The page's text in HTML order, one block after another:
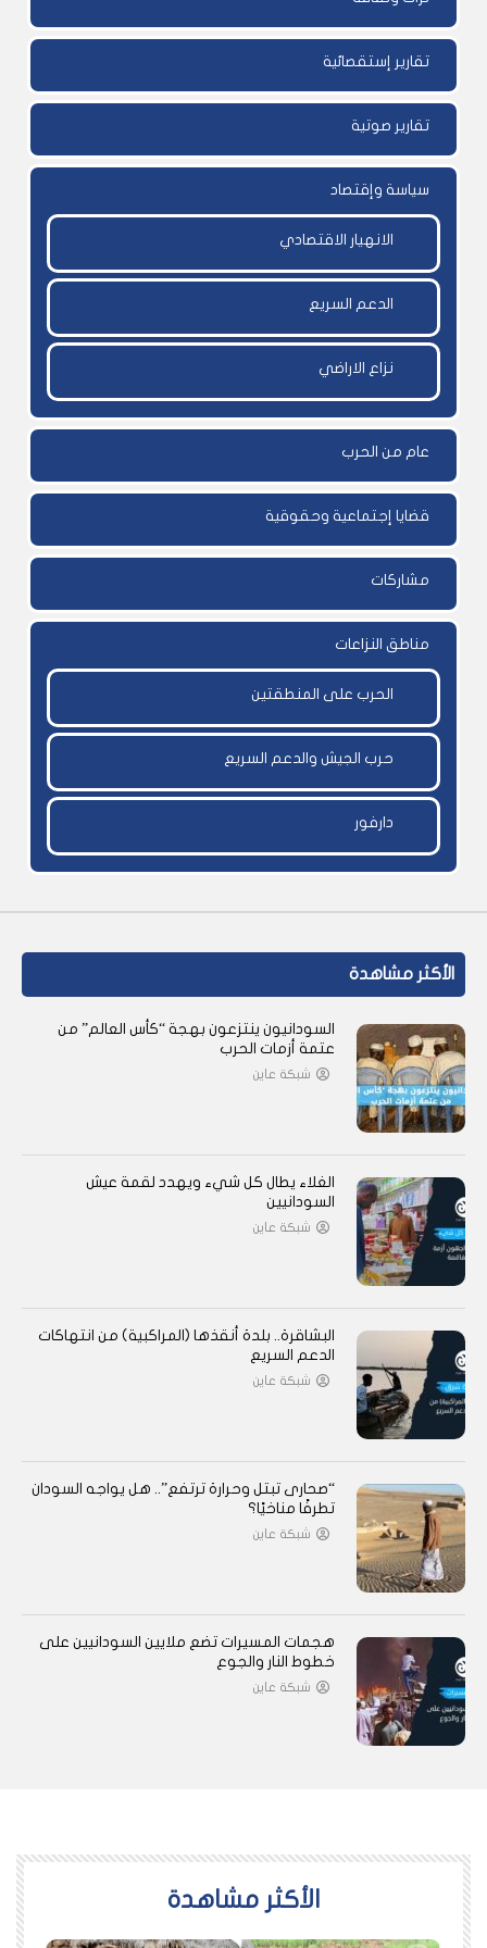
تقارير إستقصائية
تقارير صوتية
سياسة وإقتصاد
الانهيار الاقتصادي
الدعم السريع
نزاع الاراضي
عام من الحرب
قضايا إجتماعية وحقوقية
مشاركات
مناطق النزاعات
الحرب على المنطقتين
حرب الجيش والدعم السريع
دارفور
الأكثر مشاهدة
السودانيون ينتزعون بهجة “كأس العالم” من
عتمة أزمات الحرب
شبكة عاين
الغلاء يطال كل شيء ويهدد لقمة عيش
السودانيين
شبكة عاين
البشاقرة.. بلدة أنقذها (المراكبية) من انتهاكات
الدعم السريع
شبكة عاين
“صحارى تبتل وحرارة ترتفع”.. هل يواجه السودان
تطرفًا مناخيًا؟
شبكة عاين
هجمات المسيرات تضع ملايين السودانيين على
خطوط النار والجوع
شبكة عاين
اﻷكثر مشاهدة